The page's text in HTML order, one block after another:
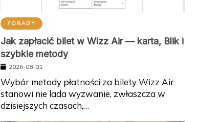
PORADY
Jak zapłacić bilet w Wizz Air — karta, Blik i
szybkie metody
2026-08-01
Wybór metody płatności za bilety Wizz Air
stanowi nie lada wyzwanie, zwłaszcza w
dzisiejszych czasach,…